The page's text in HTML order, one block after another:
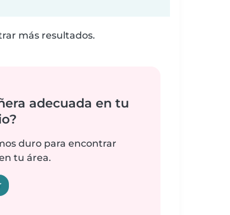
más resultados.
adecuada en tu
duro para encontrar
tu área.